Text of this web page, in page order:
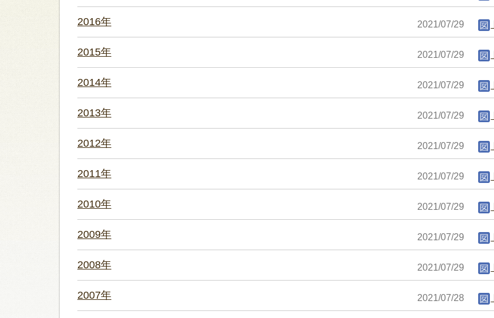
2016年 2021/07/29
2015年 2021/07/29
2014年 2021/07/29
2013年 2021/07/29
2012年 2021/07/29
2011年 2021/07/29
2010年 2021/07/29
2009年 2021/07/29
2008年 2021/07/29
2007年 2021/07/28